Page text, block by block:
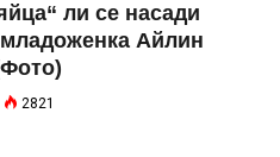
ли се насади
Айлин
2821